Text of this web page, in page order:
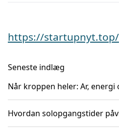
https://startupnyt.top/
Seneste indlæg
Når kroppen heler: Ar,
Hvordan solopgangstider